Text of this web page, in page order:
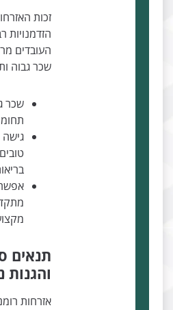
זכות האזרחות
הזדמנויות רבות
העובדים
שכר גבוה
שכר גבוה
תחומים.
גישה
טובים עם
בריאות.
אפשרויות
מתקדמות
מקצועי.
תנאים
והגנות
אזרחות רומנית